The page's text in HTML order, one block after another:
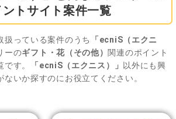
トサイト案件一覧
っている案件のうち
「ecniS（エクニ
ーのギフト・花（その他） 関連のポイント
す。
「ecniS（エクニス）」 以外にも興
いか探すのにお役立てください。